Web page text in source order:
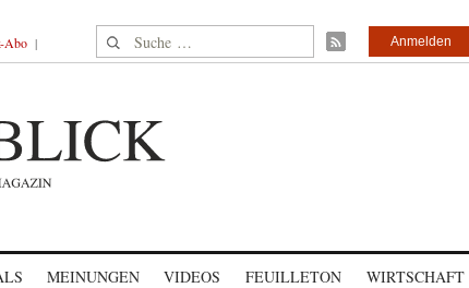
Abo Suche nach: Anmelden
MEINUNGEN VIDEOS FEUILLETON WIRTSCHAFT